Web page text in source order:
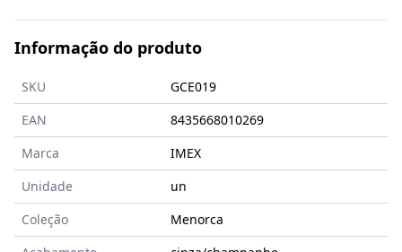
Informação do produto
SKU
GCE019
EAN
8435668010269
Marca
IMEX
Unidade
un
Coleção
Menorca